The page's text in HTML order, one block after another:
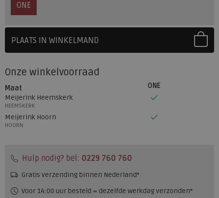
ONE
PLAATS IN WINKELMAND
Onze winkelvoorraad
Maat
ONE
Meijerink Heemskerk
HEEMSKERK
Meijerink Hoorn
HOORN
Hulp nodig? bel: 0229 760 760
Gratis verzending binnen Nederland*
Voor 14:00 uur besteld = dezelfde werkdag verzonden*